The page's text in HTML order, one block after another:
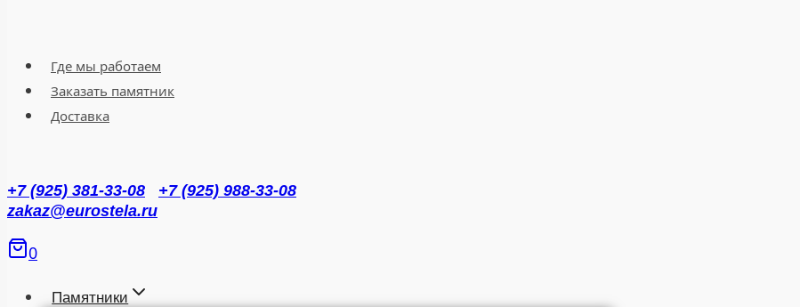
Где мы работаем
Заказать памятник
Доставка
+7 (925) 381-33-08
+7 (925) 988-33-08
zakaz@eurostela.ru
0
Памятники